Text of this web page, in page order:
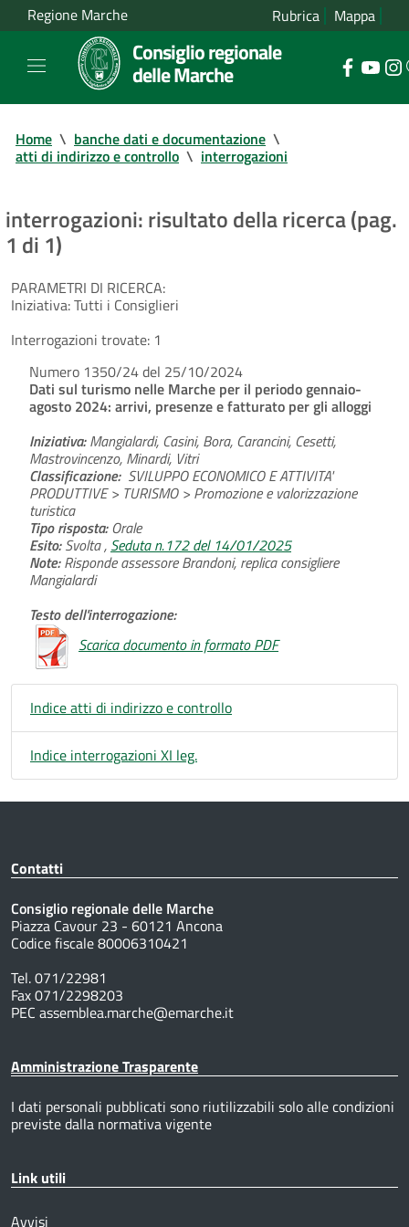
Regione Marche Rubrica Mappa
Consiglio regionale
delle Marche
Home \ banche dati e documentazione \
atti di indirizzo e controllo \ interrogazioni
interrogazioni: risultato della ricerca (pag.
1 di 1)
PARAMETRI DI RICERCA:
Iniziativa:Tutti i Consiglieri
Interrogazioni trovate: 1
Numero 1350/24 del 25/10/2024
Dati sul turismo nelle Marche per il periodo gennaio-
agosto 2024: arrivi, presenze e fatturato per gli alloggi
Iniziativa:Mangialardi, Casini, Bora, Carancini, Cesetti,
Mastrovincenzo, Minardi, Vitri
Classificazione: SVILUPPO ECONOMICO E ATTIVITA'
PRODUTTIVE > TURISMO > Promozione e valorizzazione
turistica
Tipo risposta:Orale
Esito:Svolta , Seduta n.172 del 14/01/2025
Note:Risponde assessore Brandoni, replica consigliere
Mangialardi
Testo dell'interrogazione:
Scarica documento in formato PDF
Indice atti di indirizzo e controllo
Indice interrogazioni XI leg.
Contatti
Consiglio regionale delle Marche
Piazza Cavour 23 - 60121 Ancona
Codice fiscale 80006310421
Tel. 071/22981
Fax 071/2298203
PEC assemblea.marche@emarche.it
Amministrazione Trasparente
I dati personali pubblicati sono riutilizzabili solo alle condizioni
previste dalla normativa vigente
Link utili
Avvisi